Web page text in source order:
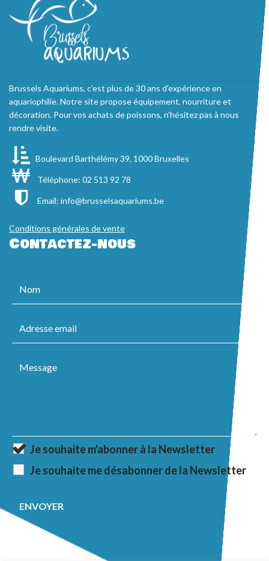
Brussels Aquariums, c'est plus de 30 ans d'expérience en
aquariophilie. Notre site propose équipement, nourriture et
décoration. Pour vos achats de poissons, n'hésitez pas à nous
rendre visite.
Boulevard Barthélémy 39, 1000 Bruxelles
Téléphone: 02 513 92 78
Email: info@brusselsaquariums.be
Conditions générales de vente
Contactez-nous
Je souhaite m'abonner à la Newsletter
Je souhaite me désabonner de la Newsletter